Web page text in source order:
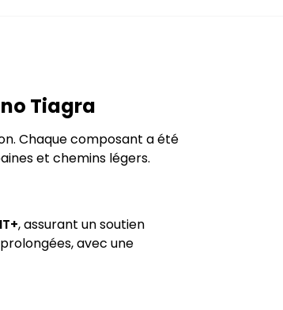
Tiagra
Chaque composant a été
et chemins légers.
, assurant un soutien
avec une